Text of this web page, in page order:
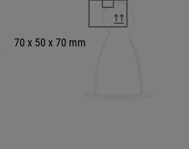
70 x 50 x 70 mm